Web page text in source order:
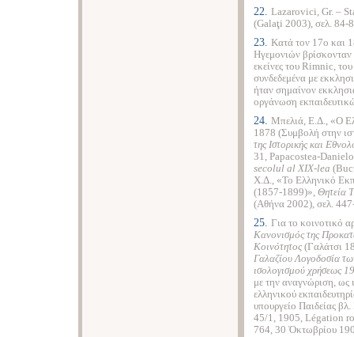
22. Lazarovici, Gr. –
(Galaţi 2003), σελ. 84-
23. Κατά τον 17ο και
Ηγεμονιών βρίσκονταν
εκείνες του Rimnic,
συνδεδεμένα με
ήταν σημαίνον
οργάνωση
24. Μπελιά, Ε.Δ., «Ο
1878 (Συμβολή στην
της Ιστορικής και
31, Papacostea-
secolul al XIX-lea
Χ.Δ., «Το Ελληνικό
(1857-1899)», Θητεία
(Αθήνα 2002), σελ.
25. Για το κοινοτικό
Κανονισμός της
Κοινότητος (Γαλάτσι
Γαλαζίου Λογοδοσία
ισολογισμού χρήσεως
με την αναγνώριση, ως
ελληνικού
υπουργείο Παιδείας
45/1, 1905, Légation
764, 30 Ὀκτωβρίου